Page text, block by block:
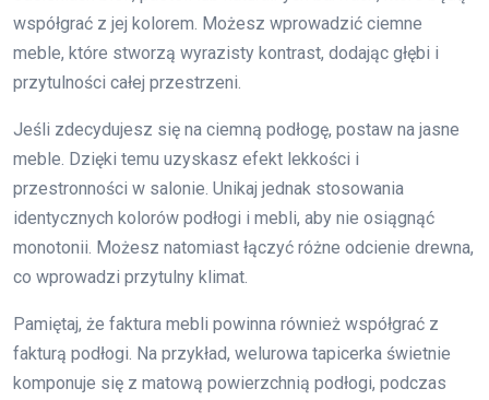
współgrać z jej kolorem. Możesz wprowadzić ciemne
meble, które stworzą wyrazisty kontrast, dodając głębi i
przytulności całej przestrzeni.
Jeśli zdecydujesz się na ciemną podłogę, postaw na jasne
meble. Dzięki temu uzyskasz efekt lekkości i
przestronności w salonie. Unikaj jednak stosowania
identycznych kolorów podłogi i mebli, aby nie osiągnąć
monotonii. Możesz natomiast łączyć różne odcienie drewna,
co wprowadzi przytulny klimat.
Pamiętaj, że faktura mebli powinna również współgrać z
fakturą podłogi. Na przykład, welurowa tapicerka świetnie
komponuje się z matową powierzchnią podłogi, podczas